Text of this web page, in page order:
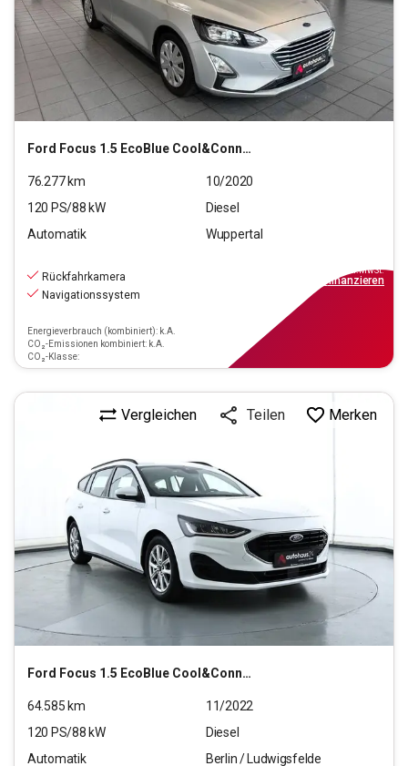
Ford Focus 1.5 EcoBlue Cool&Connect S/S (EURO 6d)
76.277km
10/2020
120 PS/88 kW
Diesel
Automatik
Wuppertal
Rückfahrkamera
Navigationssystem
Energieverbrauch (kombiniert): k.A.
CO₂-Emissionen kombiniert: k.A.
CO₂-Klasse:
inkl.MwSt.
finanzieren
Ford Focus 1.5 EcoBlue Cool&Connect S/S (EURO 6d)
Vergleichen Teilen Merken
64.585 km
11/2022
120 PS/88 kW
Diesel
Automatik
Berlin / Ludwigsfelde